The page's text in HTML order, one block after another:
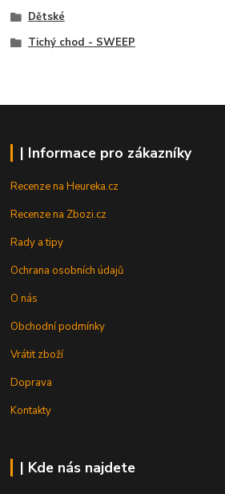
Dětské
Tichý chod - SWEEP
| Informace pro zákazníky
Recenze na Heureka.cz
Recenze na Zbozi.cz
Rady a tipy
Ochrana osobních údajů
O nás
Obchodní podmínky
Vrátit zboží
Doprava
Kontakty
| Kde nás najdete